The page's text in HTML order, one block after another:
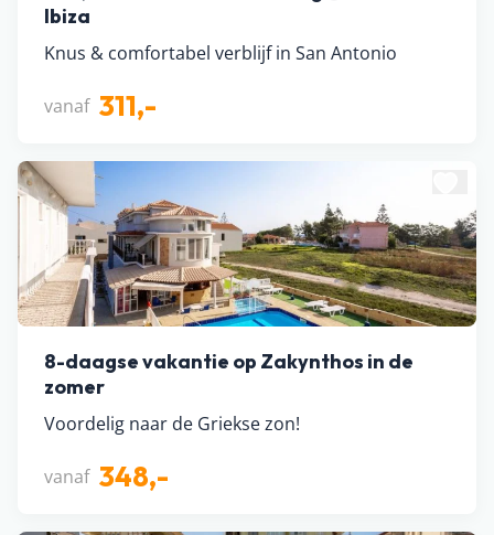
Ibiza
Knus & comfortabel verblijf in San Antonio
vanaf 311,-
8-daagse vakantie op Zakynthos in de
zomer
Voordelig naar de Griekse zon!
vanaf 348,-